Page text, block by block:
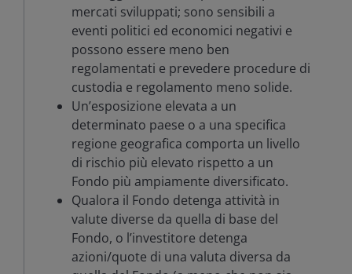
mercati sviluppati; sono sensibili a
eventi politici ed economici negativi e
possono essere meno ben
regolamentati e prevedere procedure di
custodia e regolamento meno solide.
Un’esposizione elevata a un
determinato paese o a una specifica
regione geografica comporta un livello
di rischio più elevato rispetto a un
Fondo più ampiamente diversificato.
Qualora il Fondo detenga attività in
valute diverse da quella di base del
Fondo, o l’investitore detenga
azioni/quote di una valuta diversa da